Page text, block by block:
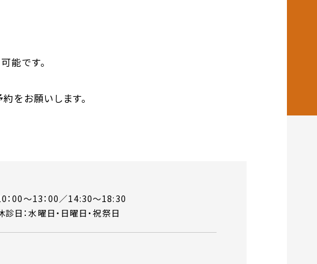
能です。
をお願いします。
：00～13：00／14:30～18:30
診日：水曜日・日曜日・祝祭日